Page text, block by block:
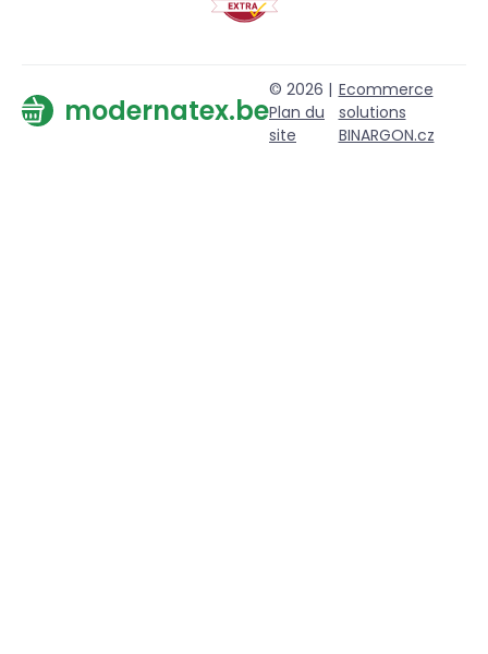
modernatex.be
© 2026 |
Plan du
site
Ecommerce
solutions
BINARGON.cz